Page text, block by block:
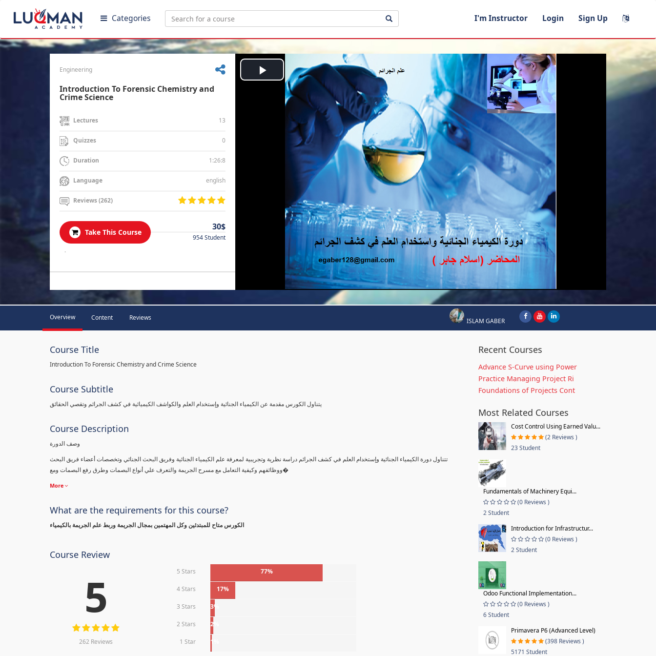
Categories I'm Instructor Login Sign Up
Engineering
Introduction To Forensic Chemistry and
Crime Science
Lectures 13
Quizzes 0
Duration 1:26:8
Language english
Reviews (262)
Take This Course
30$
954 Student
.
Play
Video
Overview Content Reviews ISLAM GABER
Course Title
Introduction To Forensic Chemistry and Crime Science
Course Subtitle
يتناول الكورس مقدمة عن الكيمياء الجنائية وإستخدام العلم والكواشف الكيميائية في كشف الجرائم وتقصي الحقائق
Course Description
وصف الدورة
تتناول دورة الكيمياء الجنائية وإستخدام العلم في كشف الجرائم دراسة نظرية وتجريبية لمعرفة علم الكيمياء الجنائية وفريق البحث الجنائي وتخصصات أعضاء فريق البحث
ووظائفهم وكيفية التعامل مع مسرح الجريمة والتعرف علي أنواع البصمات وطرق رفع البصمات ومع�
More
What are the requirements for this course?
الكورس متاح للمبتدئين وكل المهتمين بمجال الجريمة وربط علم الجريمة بالكيمياء
Course Review
5
262 Reviews
5 Stars 77%
4 Stars 17%
3 Stars 3%
2 Stars 2%
1 Star 1%
Recent Courses
Advance S-Curve using Power
Practice Managing Project Ri
Foundations of Projects Cont
Most Related Courses
Cost Control Using Earned Valu...
(2 Reviews )
23 Student
Fundamentals of Machinery Equi...
(0 Reviews )
2 Student
Introduction for Infrastructur...
(0 Reviews )
2 Student
Odoo Functional Implementation...
(0 Reviews )
6 Student
Primavera P6 (Advanced Level)
(398 Reviews )
5171 Student